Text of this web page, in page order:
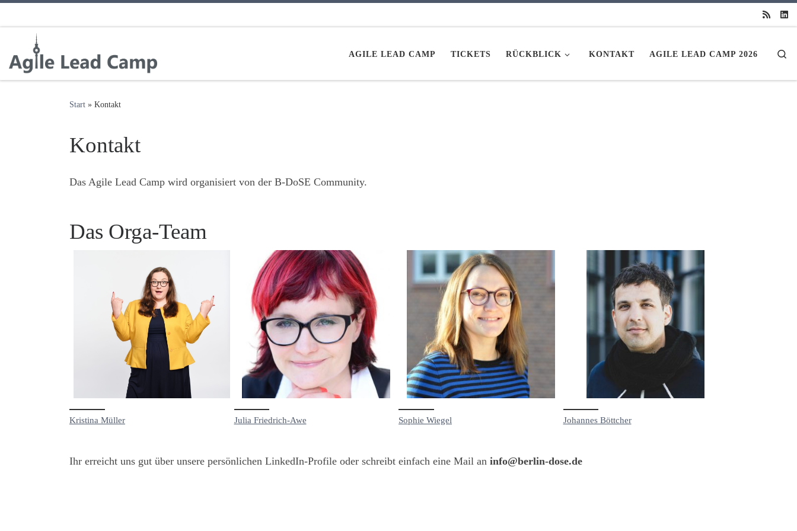
AGILE LEAD CAMP TICKETS RÜCKBLICK KONTAKT AGILE LEAD CAMP 2026
Start » Kontakt
Kontakt
Das Agile Lead Camp wird organisiert von der B-DoSE Community.
Das Orga-Team
Kristina Müller Julia Friedrich-Awe Sophie Wiegel Johannes Böttcher
Ihr erreicht uns gut über unsere persönlichen LinkedIn-Profile oder schreibt einfach eine Mail an info@berlin-dose.de